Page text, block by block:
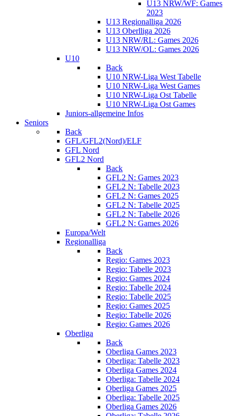
U13 NRW/WF: Games
2023
U13 Regionalliga 2026
U13 Oberlliga 2026
U13 NRW/RL: Games 2026
U13 NRW/OL: Games 2026
U10
Back
U10 NRW-Liga West Tabelle
U10 NRW-Liga West Games
U10 NRW-Liga Ost Tabelle
U10 NRW-Liga Ost Games
Juniors-allgemeine Infos
Seniors
Back
GFL/GFL2(Nord)/ELF
GFL Nord
GFL2 Nord
Back
GFL2 N: Games 2023
GFL2 N: Tabelle 2023
GFL2 N: Games 2025
GFL2 N: Tabelle 2025
GFL2 N: Tabelle 2026
GFL2 N: Games 2026
Europa/Welt
Regionalliga
Back
Regio: Games 2023
Regio: Tabelle 2023
Regio: Games 2024
Regio: Tabelle 2024
Regio: Tabelle 2025
Regio: Games 2025
Regio: Tabelle 2026
Regio: Games 2026
Oberliga
Back
Oberliga Games 2023
Oberliga: Tabelle 2023
Oberliga Games 2024
Oberliga: Tabelle 2024
Oberliga Games 2025
Oberliga: Tabelle 2025
Oberliga Games 2026